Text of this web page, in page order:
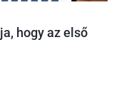
hogy az első